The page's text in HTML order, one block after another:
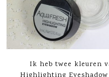
Ik heb twee kleuren